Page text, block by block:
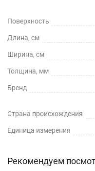
Поверхность
Длина, см
Ширина, см
Толщина, мм
Бренд
Страна происхождения
Единица измерения
Рекомендуем